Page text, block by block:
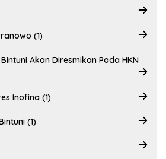
(1)
Akan Diresmikan Pada HKN
Inofina (1)
(1)